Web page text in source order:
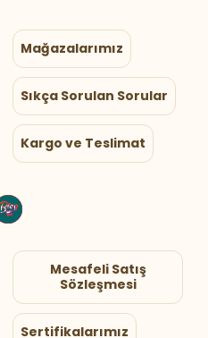
Mağazalarımız
Sıkça Sorulan Sorular
Kargo ve Teslimat
Mesafeli Satış
Sözleşmesi
Sertifikalarımız